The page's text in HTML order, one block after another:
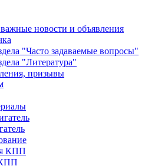
новости и объявления
"Часто задаваемые вопросы"
"Литература"
призывы
КПП